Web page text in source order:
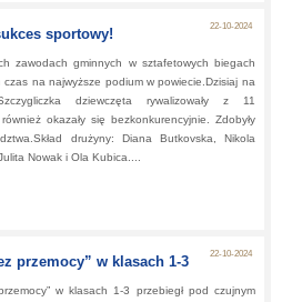
22-10-2024
sportowy!
zawodach gminnych w sztafetowych biegach
czas na najwyższe podium w powiecie.Dzisiaj na
dziewczęta rywalizowały z 11
okazały się bezkonkurencyjnie. Zdobyły
drużyny: Diana Butkovska, Nikola
Nowak i Ola Kubica....
22-10-2024
przemocy” w klasach 1-3
w klasach 1-3 przebiegł pod czujnym